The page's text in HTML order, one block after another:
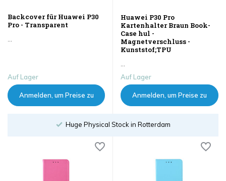
Backcover für Huawei P30
Pro - Transparent
Auf Lager
Anmelden, um Preise zu
Huawei P30 Pro
Kartenhalter Braun Book-
Case hul -
Magnetverschluss -
Kunststof;TPU
Auf Lager
Anmelden, um Preise zu
Huge Physical Stock in Rotterdam